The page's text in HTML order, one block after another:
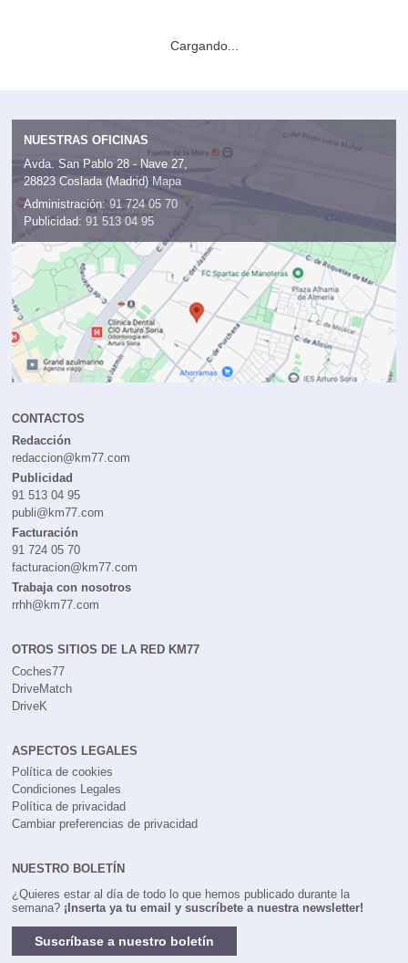
Cargando...
NUESTRAS OFICINAS
Avda. San Pablo 28 - Nave 27,
28823 Coslada (Madrid) Mapa
Administración: 91 724 05 70
Publicidad: 91 513 04 95
CONTACTOS
Redacción
redaccion@km77.com
Publicidad
91 513 04 95
publi@km77.com
Facturación
91 724 05 70
facturacion@km77.com
Trabaja con nosotros
rrhh@km77.com
OTROS SITIOS DE LA RED KM77
Coches77
DriveMatch
DriveK
ASPECTOS LEGALES
Política de cookies
Condiciones Legales
Política de privacidad
Cambiar preferencias de privacidad
NUESTRO BOLETÍN
¿Quieres estar al día de todo lo que hemos publicado durante la
semana? ¡Inserta ya tu email y suscríbete a nuestra newsletter!
Suscríbase a nuestro boletín